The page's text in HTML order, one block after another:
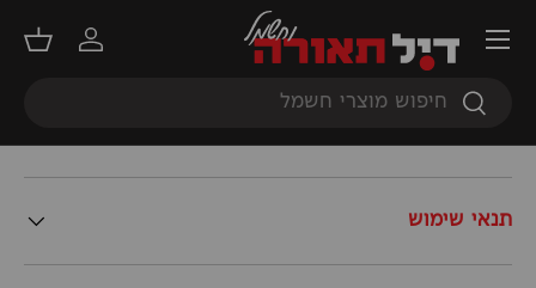
חיפוש
חיפוש
התחברות
סל
תפריט שירות לקוחות מקצועי
תנאי שימוש